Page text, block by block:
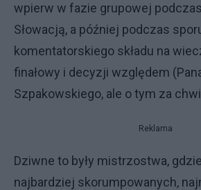
wpierw w fazie grupowej
Słowacją, a później podczas
komentatorskiego składu na
finałowy i decyzji względem
Szpakowskiego, ale o tym za
Reklama
Dziwne to były mistrzostwa,
najbardziej skorumpowanych,